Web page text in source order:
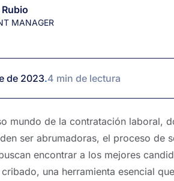
MANAGER
de 2023.4 min de lectura
mundo de la contratación laboral,
ser abrumadoras, el proceso de
encontrar a los mejores
una herramienta esencial